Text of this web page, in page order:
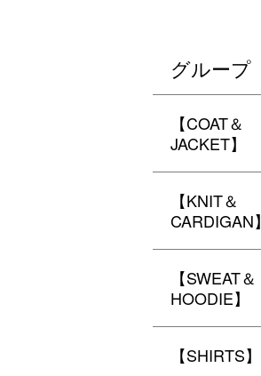
グループ
【COAT＆
JACKET】
【KNIT＆
CARDIGAN】
【SWEAT＆
HOODIE】
【SHIRTS】